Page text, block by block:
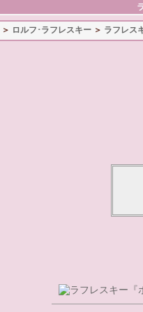
＞ ロルフ･ラフレスキー ＞ ラフレス